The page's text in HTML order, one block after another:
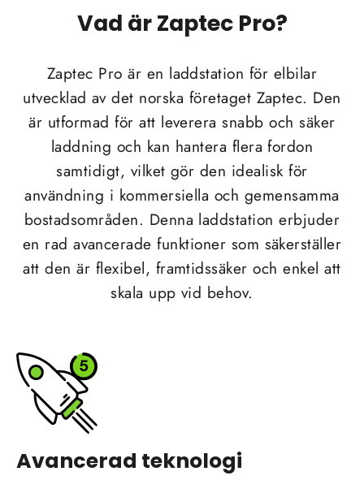
Vad är Zaptec Pro?
Zaptec Pro är en laddstation för elbilar
utvecklad av det norska företaget Zaptec. Den
är utformad för att leverera snabb och säker
laddning och kan hantera flera fordon
samtidigt, vilket gör den idealisk för
användning i kommersiella och gemensamma
bostadsområden. Denna laddstation erbjuder
en rad avancerade funktioner som säkerställer
att den är flexibel, framtidssäker och enkel att
skala upp vid behov.
Avancerad teknologi